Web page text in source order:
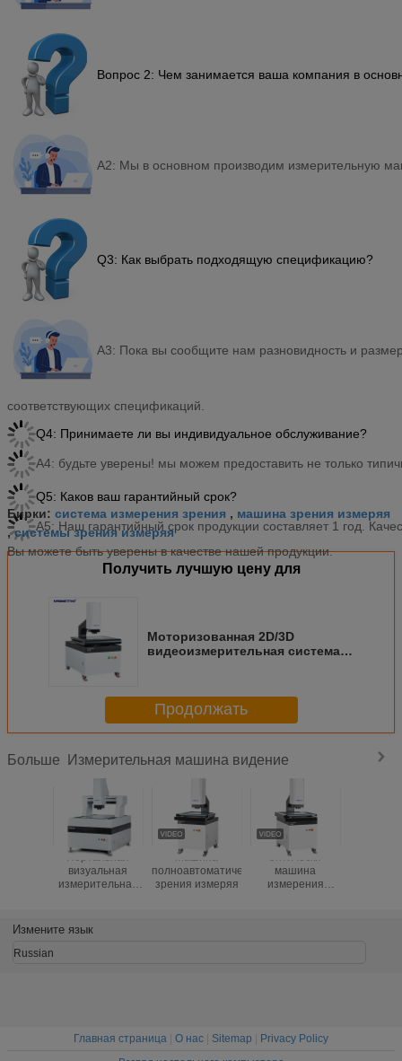
Вопрос 2: Чем занимается ваша компания в
A2: Мы в основном производим измерительную
Q3: Как выбрать подходящую спецификацию?
A3: Пока вы сообщите нам разновидность и
соответствующих спецификаций.
Q4: Принимаете ли вы индивидуальное обслуживание?
A4: будьте уверены! мы можем предоставить не только
Q5: Каков ваш гарантийный срок?
A5: Наш гарантийный срок продукции составляет 1 год.
Вы можете быть уверены в качестве нашей продукции.
Бирки: система измерения зрения , машина зрения измеряя
,системы зрения измеряя
Получить лучшую цену для
Моторизованная 2D/3D
видеоизмерительная система с
Продолжать
Больше Измерительная машина видение
Портальная
визуальная
измерительная
Машина
полноавтоматического
зрения измеряя
оптически
машина
измерения
Измените язык
Russian
Главная страница О нас Sitemap
Privacy Policy